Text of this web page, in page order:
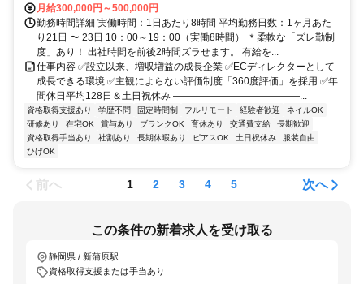
月給300,000円～500,000円
勤務時間詳細 実働時間：1日あたり8時間 平均勤務日数：1ヶ月あた
り21日 〜 23日 10：00～19：00（実働8時間） ＊柔軟な「ズレ勤制
度」あり！ 出社時間を前後2時間ズラせます。 有給を...
仕事内容 ✅設立以来、増収増益の成長企業 ✅ECディレクターとして
成長できる環境 ✅主観によらない評価制度「360度評価」を採用 ✅年
間休日平均128日＆土日祝休み ―――――――――――――...
資格取得支援あり 学歴不問 固定時間制 フルリモート 経験者歓迎
ネイルOK
研修あり
在宅OK 賞与あり ブランクOK 育休あり 交通費支給
長期歓迎
資格取得手当あり
社割あり 長期休暇あり ピアスOK 土日祝休み
服装自由
ひげOK
前へ 1 2 3 4 5 次へ
この条件の新着求人を受け取る
静岡県 / 新蒲原駅
資格取得支援または手当あり